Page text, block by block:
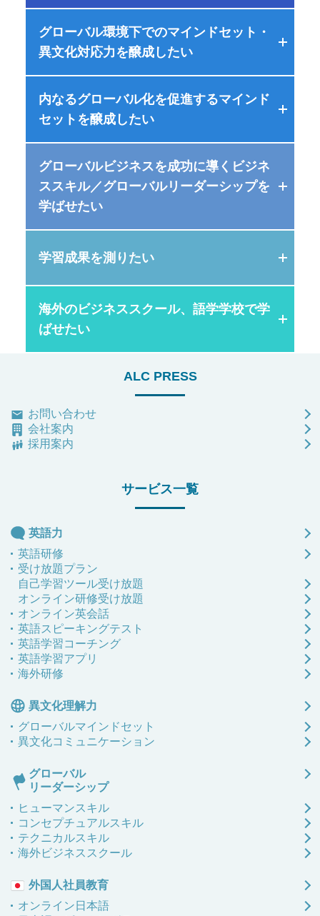
スピーキング徹底強化研修
「何を」(発想力)「どう話すか」(伝達力)を身
につけます
接客英会話研修
英語でのおもてなし・接客に欠かせない表現
を学びます
英語学習ツール 定額使い放題プラン
オンライン英会話・アプリ・セミナーなどが
定額使い放題
アルクのサービス資料
ご不明点があればお気軽に
閉じる
まずは無料相談
ミーティングスキル研修
アウトプット中心の研修で効果的なミーティ
ング力を習得
ルも学びます
身につけます
ロジカルスピーキング研修
ビジネスシーンでの論理的で説得力のある話
し方を学びます
リーダーシップ・チームワーク・イノベーシ
ョンを英語で習得
オンラインビジネス英語スクール
5つのビジネス英語コースが受講し放題
ダウンロード（無料）
閉じる
プライベートレッスン
最短距離で受講者を目的地に届けるために全
力サポート！
常駐講師契約
貴社のニーズにより合致した英語研修を実施
することが可能
アルクのサービス資料
まずは無料相談
ンツーマンレッスン
英語自己学習法セミナー
自己学習法を劇的に高める学習法を紹介
英語自己学習ツール 使い放題プラン
全レベル対応の学習アプリ・オンライン英会
英語学習アドバイザー
閉じる
外国籍社員向け日本ビジネス文化
日本のビジネスにおける価値観・文化・マナ
ーの理解と実践
日本語スピーキングテスト
ビジネスで必要な日本語会話力を10段階で測
定。電話で15分受験
オンライン日本語スクール
1on1で会話力重視。入門から上級まで、ビジ
ネスパーソン向け
アルクのサービス資料
ご不明点があればお気軽に
閉じる
グローバル環境下でのマインドセット・
異文化対応力を醸成したい
グローバルマインドセット
土台となるグローバルマインドセットや基礎
的な異文化知識
異文化コミュニケーション
異文化コミュニケーションスキルを土台にし
たグローバル対応力
ご不明点があればお気軽に
内なるグローバル化を促進するマインド
セットを醸成したい
グローバルマインドセット
グローバル業務に直接従事していない社員向
けプログラム
ご不明点があればお気軽に
まずは無料相談
グローバルビジネスを成功に導くビジネ
ススキル／グローバルリーダーシップを
学ばせたい
ヒューマンスキル
や改善のスキルを習得します。
テクニカルスキル
ダウンロード（無料）
ご不明点があればお気軽に
閉じる
学習成果を測りたい
英語スピーキングテスト
スピーキング力を電話で15分で測定
アルクのサービス資料
まずは無料相談
海外のビジネススクール、語学学校で学
ばせたい
海外研修プログラム
欧米などの語学学校での海外研修
（ビジネススクール）
海外トップビジネススクールのエグゼクティ
ブプログラム
エグゼクティブエデュケーション
国内事前準備研修
エグゼクティブエデュケーションの事前準備
プログラム
ダウンロード（無料）
ALC PRESS
お問い合わせ
会社案内
採用案内
サービス一覧
英語力
英語研修
受け放題プラン
自己学習ツール受け放題
オンライン研修受け放題
オンライン英会話
英語スピーキングテスト
英語学習コーチング
英語学習アプリ
海外研修
異文化理解力
グローバルマインドセット
異文化コミュニケーション
グローバル
リーダーシップ
ヒューマンスキル
コンセプチュアルスキル
テクニカルスキル
海外ビジネススクール
外国人社員教育
オンライン日本語